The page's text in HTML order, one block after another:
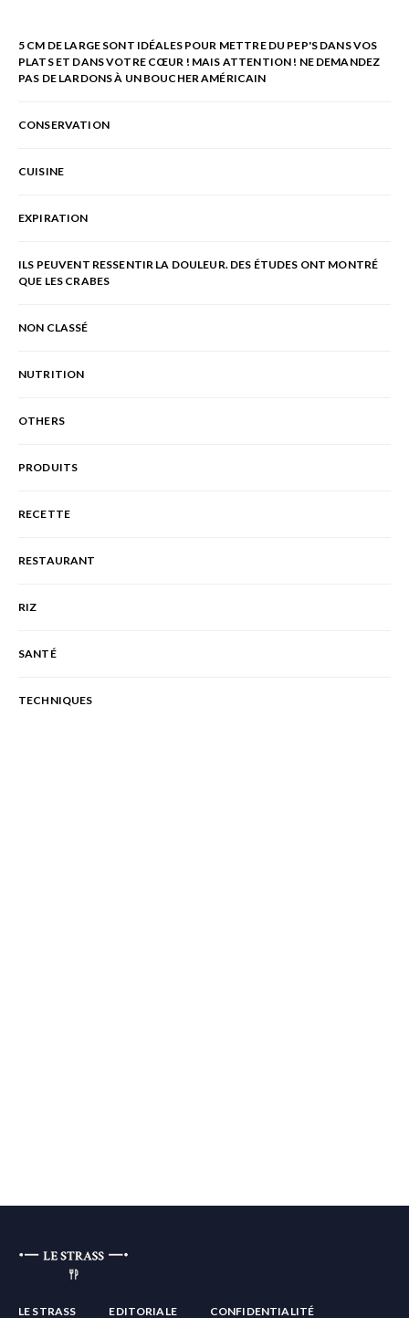
5 CM DE LARGE SONT IDÉALES POUR METTRE DU PEP'S DANS VOS
PLATS ET DANS VOTRE CŒUR ! MAIS ATTENTION ! NE DEMANDEZ
PAS DE LARDONS À UN BOUCHER AMÉRICAIN
CONSERVATION
CUISINE
EXPIRATION
ILS PEUVENT RESSENTIR LA DOULEUR. DES ÉTUDES ONT MONTRÉ
QUE LES CRABES
NON CLASSÉ
NUTRITION
OTHERS
PRODUITS
RECETTE
RESTAURANT
RIZ
SANTÉ
TECHNIQUES
LE STRASS EDITORIALE CONFIDENTIALITÉ